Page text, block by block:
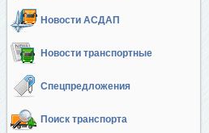
Новости АСДАП
Новости транспортные
Спецпредложения
Поиск транспорта